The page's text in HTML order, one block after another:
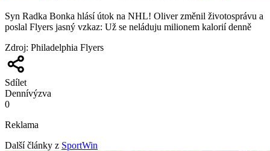
Syn Radka Bonka hlásí útok na NHL! Oliver změnil životosprávu a
poslal Flyers jasný vzkaz: Už se neláduju milionem kalorií denně
Zdroj: Philadelphia Flyers
Sdílet
Dennívýzva
0
Reklama
Další články z SportWin